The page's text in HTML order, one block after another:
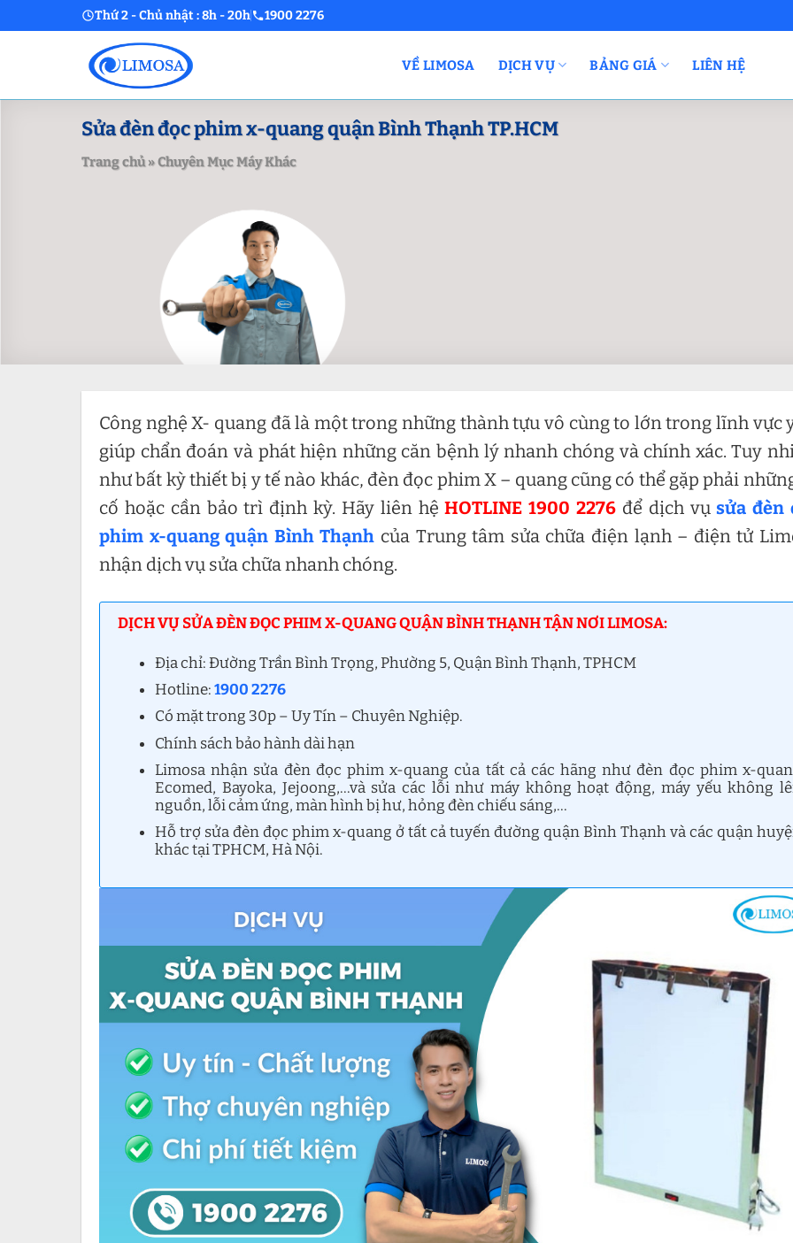
to
Thứ 2 - Chủ nhật : 8h - 20h 1900 2276
VỀ LIMOSA DỊCH VỤ BẢNG GIÁ LIÊN HỆ
Sửa đèn đọc phim x-quang quận Bình Thạnh TP.HCM
Trang chủ»Chuyên Mục Máy Khác
Công nghệ X- quang đã là một trong những thành tựu vô cùng to lớn trong lĩnh vực
giúp chẩn đoán và phát hiện những căn bệnh lý nhanh chóng và chính xác. Tuy
như bất kỳ thiết bị y tế nào khác, đèn đọc phim X – quang cũng có thể gặp phải
cố hoặc cần bảo trì định kỳ. Hãy liên hệHOTLINE 1900 2276 để dịch vụsửa đèn
phim x-quang quận Bình Thạnh của Trung tâm sửa chữa điện lạnh – điện tử
nhận dịch vụ sửa chữa nhanh chóng.
DỊCH VỤ SỬA ĐÈN ĐỌC PHIM X-QUANG QUẬN BÌNH THẠNH TẬN NƠI LIMOSA:
Địa chỉ: Đường Trần Bình Trọng, Phường 5, Quận Bình Thạnh, TPHCM
Hotline:1900 2276
Có mặt trong 30p – Uy Tín – Chuyên Nghiệp.
Chính sách bảo hành dài hạn
Limosa nhận sửa đèn đọc phim x-quang của tất cả các hãng như đèn đọc phim x-
Ecomed, Bayoka, Jejoong,…và sửa các lỗi như máy không hoạt động, máy yếu không
nguồn, lỗi cảm ứng, màn hình bị hư, hỏng đèn chiếu sáng,…
Hỗ trợ sửa đèn đọc phim x-quang ở tất cả tuyến đường quận Bình Thạnh và các quận
khác tại TPHCM, Hà Nội.